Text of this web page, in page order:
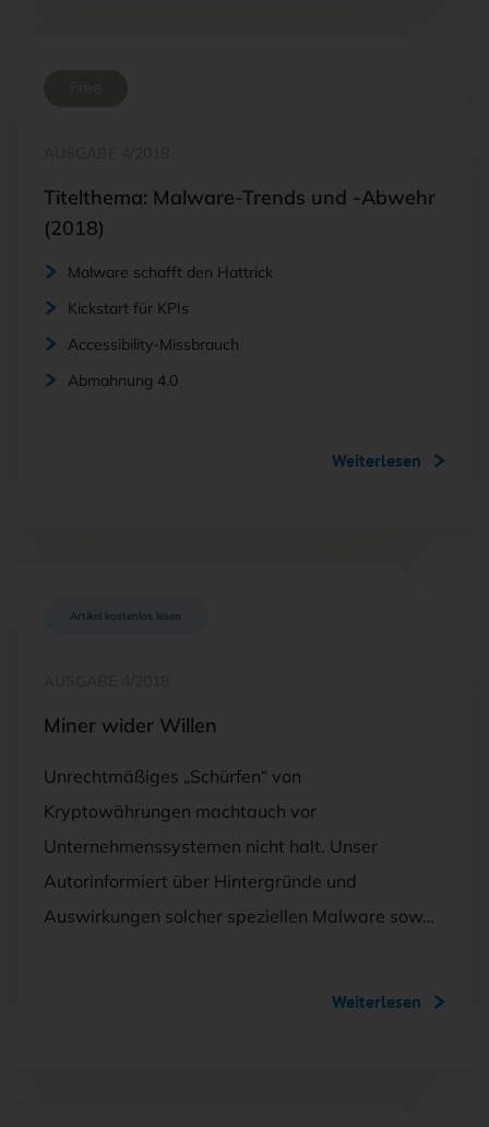
Titelthema: Malware-Trends und -Abwehr
(2018)
Malware schafft den Hattrick
Kickstart für KPIs
Accessibility-Missbrauch
Abmahnung 4.0
Weiterlesen
Artikel kostenlos lesen
Miner wider Willen
Unrechtmäßiges „Schürfen“ von
Kryptowährungen machtauch vor
Unternehmenssystemen nicht halt. Unser
Autorinformiert über Hintergründe und
Auswirkungen solcher speziellen Malware sow…
Weiterlesen